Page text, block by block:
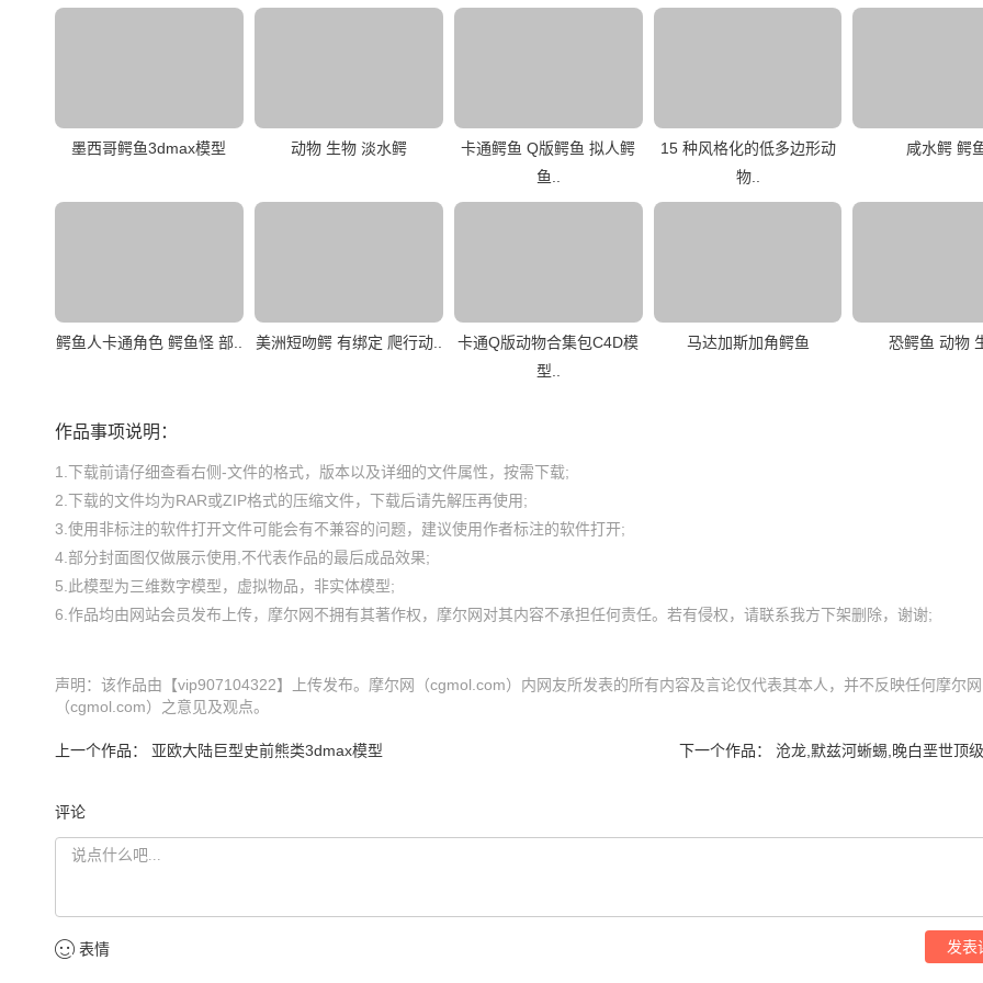
墨西哥鳄鱼3dmax模型 动物 生物 淡水鳄
卡通鳄鱼 Q版鳄鱼 拟人鳄
鱼..
15 种风格化的低多边形动
物..
咸水鳄 鳄
鳄鱼人卡通角色 鳄鱼怪 部.. 美洲短吻鳄 有绑定 爬行动..
卡通Q版动物合集包C4D模
型..
马达加斯加角鳄鱼 恐鳄鱼 动物
作品事项说明：
1.下载前请仔细查看右侧-文件的格式，版本以及详细的文件属性，按需下载;
2.下载的文件均为RAR或ZIP格式的压缩文件，下载后请先解压再使用;
3.使用非标注的软件打开文件可能会有不兼容的问题，建议使用作者标注的软件打开;
4.部分封面图仅做展示使用,不代表作品的最后成品效果;
5.此模型为三维数字模型，虚拟物品，非实体模型;
声明：该作品由【vip907104322】上传发布。摩尔网（cgmol.com）内网友所发表的所有内容及言论仅代表其本人，并不反映任何摩尔网
（cgmol.com）之意见及观点。
上一个作品： 亚欧大陆巨型史前熊类3dmax模型 下一个作品： 沧龙,默兹河蜥蜴,晚白垩世顶
评论
发表
表情